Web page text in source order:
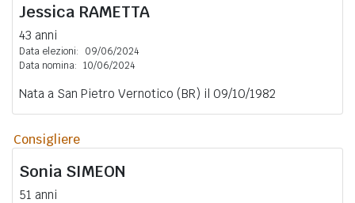
Jessica RAMETTA
43 anni
Data elezioni:
09/06/2024
Data nomina: 10/06/2024
Nata a San Pietro Vernotico (BR) il 09/10/1982
Consigliere
Sonia SIMEON
51 anni